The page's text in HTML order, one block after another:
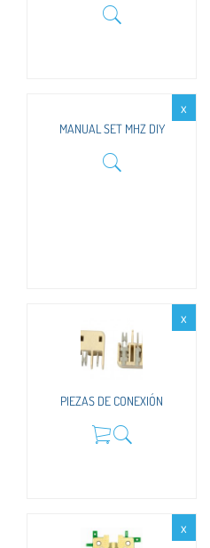
x
MANUAL SET MHZ DIY
x
PIEZAS DE CONEXIÓN
x